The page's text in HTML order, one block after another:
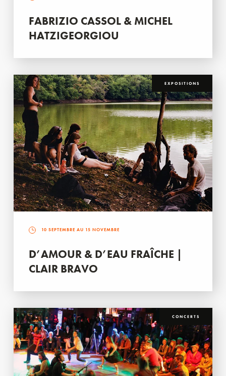
FABRIZIO CASSOL & MICHEL
HATZIGEORGIOU
EXPOSITIONS
10 SEPTEMBRE AU 15 NOVEMBRE
D’AMOUR & D’EAU FRAÎCHE |
CLAIR BRAVO
CONCERTS